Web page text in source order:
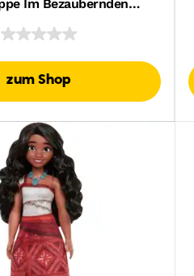
Im Bezaubernden
Film Inspiriert
zum Shop